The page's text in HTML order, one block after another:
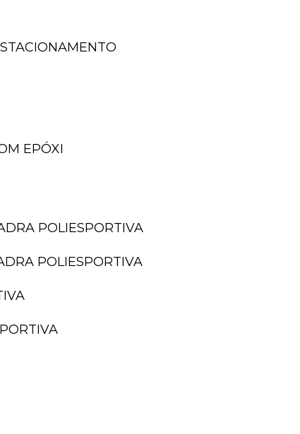
EPÓXI
POLIESPORTIVA
POLIESPORTIVA